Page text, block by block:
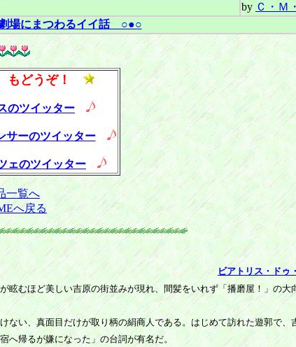
by Ｃ・Ｍ
場にまつわるイイ話 ○●○
どうぞ！
のツイッター
サーのツイッター
ェのツイッター
一覧へ
へ戻る
ビアトリス・ドゥ
むほど美しい吉原の街並みが現れ、間髪をいれず「播磨屋！」の大
い、真面目だけが取り柄の絹商人である。はじめて訪れた遊郭で、
へ帰るが嫌になった」の台詞が有名だ。